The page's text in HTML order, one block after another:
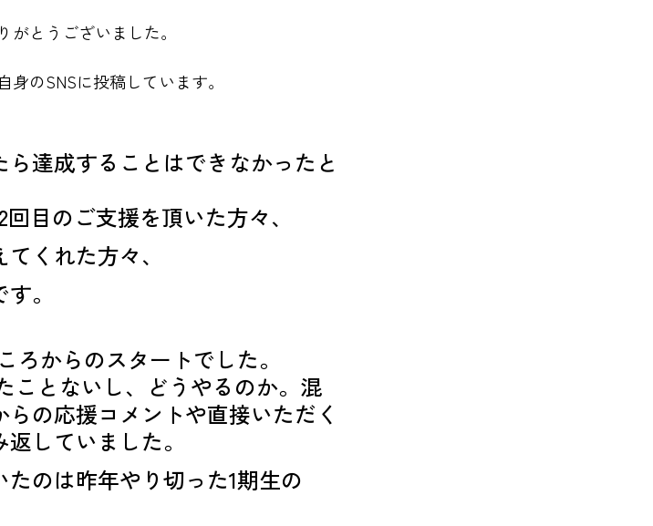
とうございました。
のSNSに投稿しています。
達成することはできなかったと
目のご支援を頂いた方々、
くれた方々、
。
ろからのスタートでした。
ことないし、どうやるのか。混
の応援コメントや直接いただく
していました。
のは昨年やり切った1期生の